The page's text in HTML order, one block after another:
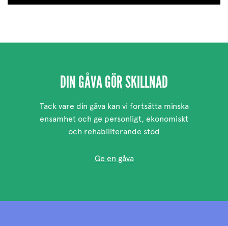
DIN GÅVA GÖR SKILLNAD
Tack vare din gåva kan vi fortsätta minska
ensamhet och ge personligt, ekonomiskt
och rehabiliterande stöd
Ge en gåva